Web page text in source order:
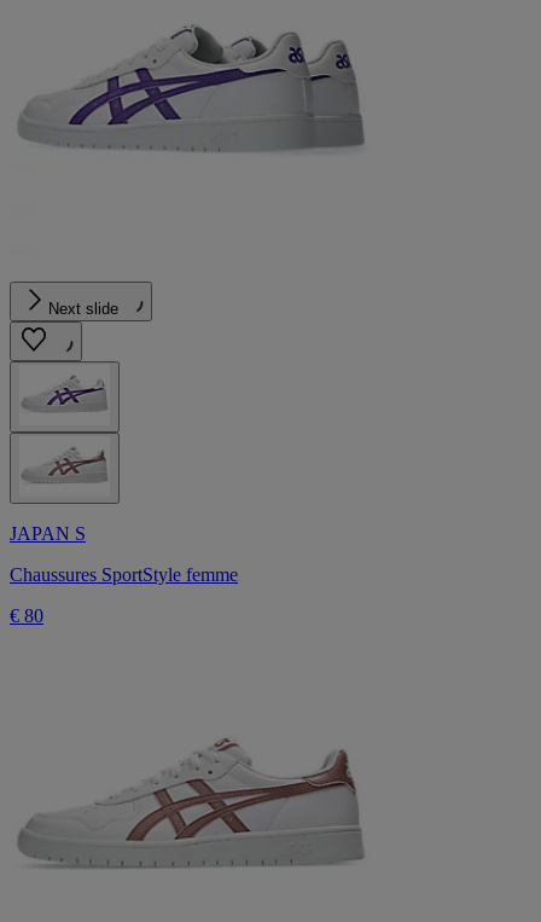
Next slide
JAPAN S
Chaussures SportStyle femme
€ 80